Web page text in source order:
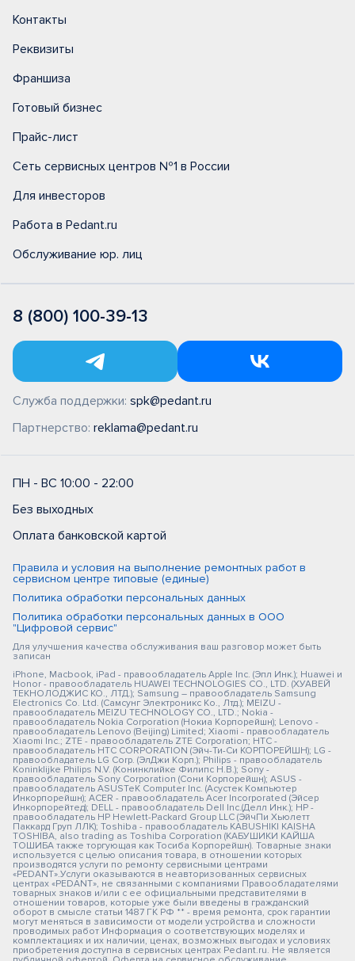
Контакты
Реквизиты
Франшиза
Готовый бизнес
Прайс-лист
Сеть сервисных центров №1 в России
Для инвесторов
Работа в Pedant.ru
Обслуживание юр. лиц
8 (800) 100-39-13
Служба поддержки: spk@pedant.ru
Партнерство: reklama@pedant.ru
ПН - ВС 10:00 - 22:00
Без выходных
Оплата банковской картой
Правила и условия на выполнение ремонтных работ в
сервисном центре типовые (единые)
Политика обработки персональных данных
Политика обработки персональных данных в ООО
"Цифровой сервис"
Для улучшения качества обслуживания ваш разговор может быть
записан
iPhone, Macbook, iPad - правообладатель Apple Inc. (Эпл Инк.); Huawei и
Honor - правообладатель HUAWEI TECHNOLOGIES CO., LTD. (ХУАВЕЙ
ТЕКНОЛОДЖИС КО., ЛТД.); Samsung – правообладатель Samsung
Electronics Co. Ltd. (Самсунг Электроникс Ко., Лтд.); MEIZU -
правообладатель MEIZU TECHNOLOGY CO., LTD.; Nokia -
правообладатель Nokia Corporation (Нокиа Корпорейшн); Lenovo -
правообладатель Lenovo (Beijing) Limited; Xiaomi - правообладатель
Xiaomi Inc.; ZTE - правообладатель ZTE Corporation; HTC -
правообладатель HTC CORPORATION (Эйч-Ти-Си КОРПОРЕЙШН); LG -
правообладатель LG Corp. (ЭлДжи Корп.); Philips - правообладатель
Koninklijke Philips N.V. (Конинклийке Филипс Н.В.); Sony -
правообладатель Sony Corporation (Сони Корпорейшн); ASUS -
правообладатель ASUSTeK Computer Inc. (Асустек Компьютер
Инкорпорейшн); ACER - правообладатель Acer Incorporated (Эйсер
Инкорпорейтед); DELL - правообладатель Dell Inc.(Делл Инк.); HP -
правообладатель HP Hewlett-Packard Group LLC (ЭйчПи Хьюлетт
Паккард Груп ЛЛК); Toshiba - правообладатель KABUSHIKI KAISHA
TOSHIBA, also trading as Toshiba Corporation (КАБУШИКИ КАЙША
ТОШИБА также торгующая как Тосиба Корпорейшн). Товарные знаки
используется с целью описания товара, в отношении которых
производятся услуги по ремонту сервисными центрами
«PEDANT».Услуги оказываются в неавторизованных сервисных
центрах «PEDANT», не связанными с компаниями Правообладателями
товарных знаков и/или с ее официальными представителями в
отношении товаров, которые уже были введены в гражданский
оборот в смысле статьи 1487 ГК РФ ** - время ремонта, срок гарантии
могут меняться в зависимости от модели устройства и сложности
проводимых работ Информация о соответствующих моделях и
комплектациях и их наличии, ценах, возможных выгодах и условиях
приобретения доступна в сервисных центрах Pedant.ru. Не является